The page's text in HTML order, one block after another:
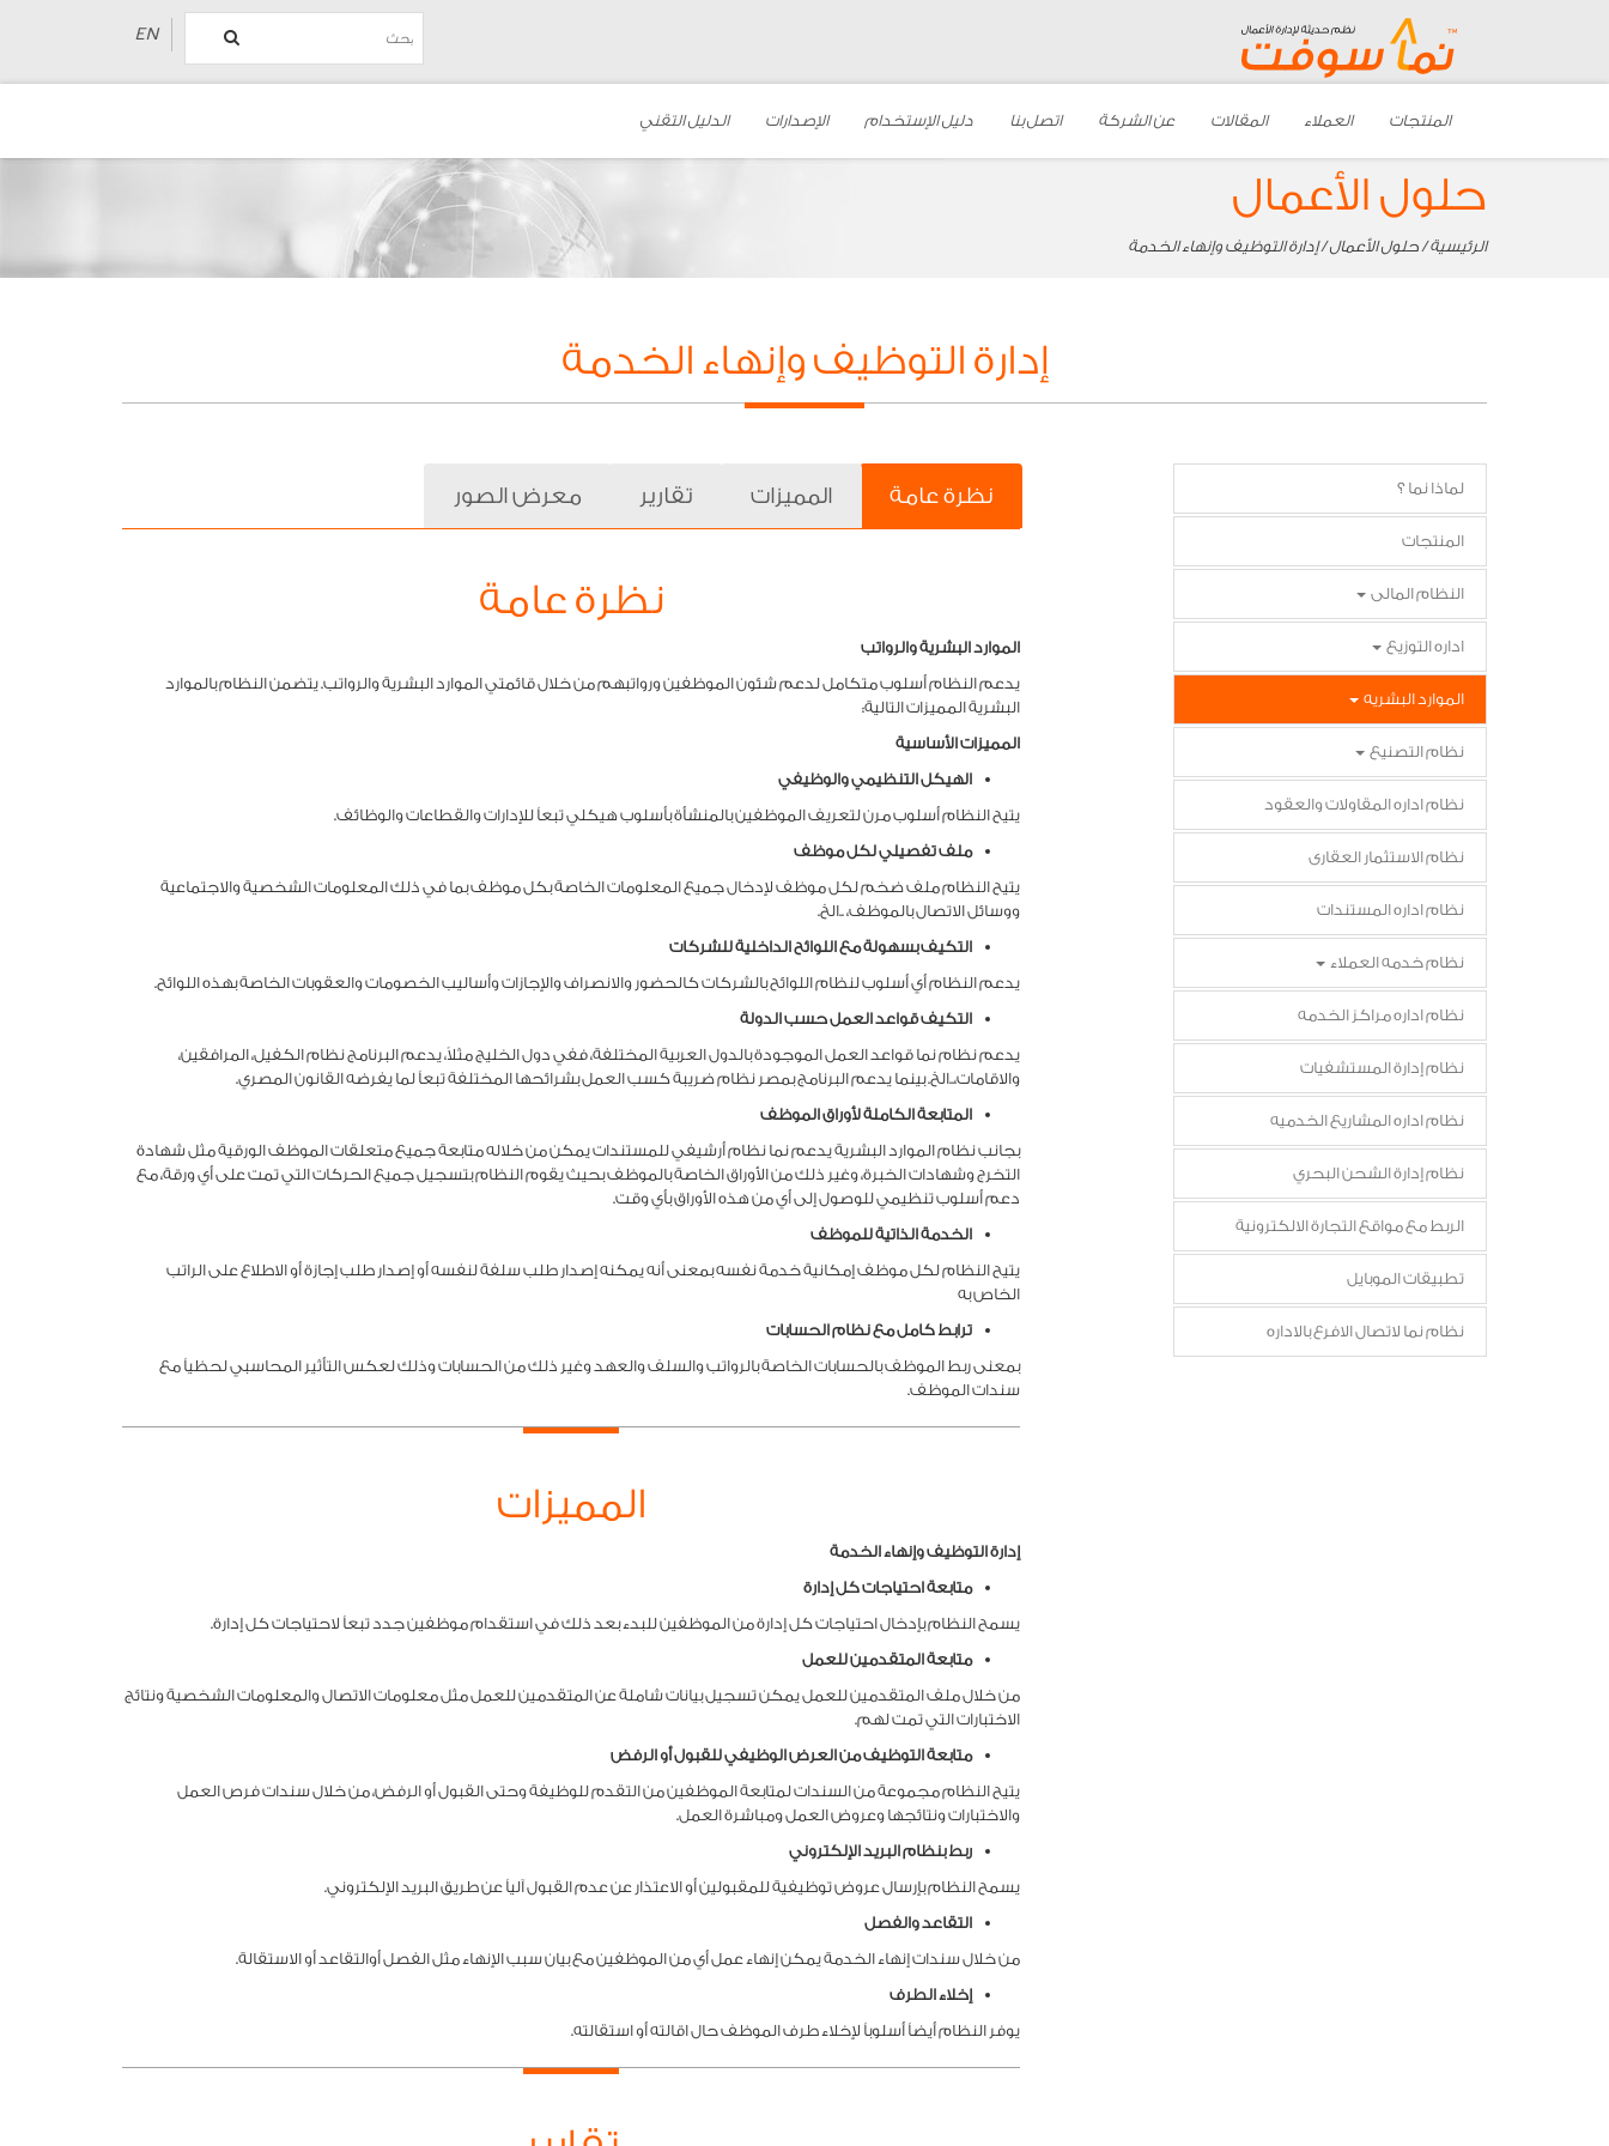
EN
المنتجات العملاء المقالات عن الشركة اتصل بنا دليل الإستخدام الإصدارات الدليل التقني
حلول الأعمال
الرئيسية/حلول الأعمال/ إدارة التوظيف وإنهاء الخدمة
إدارة التوظيف وإنهاء الخدمة
لماذا نما ؟
المنتجات
النظام المالى
اداره التوزيع
الموارد البشريه
نظام التصنيع
نظام اداره المقاولات والعقود
نظام الاستثمار العقارى
نظام اداره المستندات
نظام خدمه العملاء
نظام اداره مراكز الخدمه
نظام إدارة المستشفيات
نظام اداره المشاريع الخدميه
نظام إدارة الشحن البحري
الربط مع مواقع التجارة الالكترونية
تطبيقات الموبايل
نظام نما لاتصال الافرع بالاداره
نظرة عامة المميزات تقارير معرض الصور
نظرة عامة
الموارد البشرية والرواتب
يدعم النظام أسلوب متكامل لدعم شئون الموظفين ورواتبهم من خلال قائمتي الموارد البشرية والرواتب. يتضمن النظام بالموارد
البشرية المميزات التالية:
المميزات الأساسية
الهيكل التنظيمي والوظيفي
يتيح النظام أسلوب مرن لتعريف الموظفين بالمنشأة بأسلوب هيكلي تبعاً للإدارات والقطاعات والوظائف.
ملف تفصيلي لكل موظف
يتيح النظام ملف ضخم لكل موظف لإدخال جميع المعلومات الخاصة بكل موظف بما في ذلك المعلومات الشخصية والاجتماعية
ووسائل الاتصال بالموظف، ..الخ.
التكيف بسهولة مع اللوائح الداخلية للشركات
يدعم النظام أي أسلوب لنظام اللوائح بالشركات كالحضور والانصراف والإجازات وأساليب الخصومات والعقوبات الخاصة بهذه اللوائح.
التكيف قواعد العمل حسب الدولة
يدعم نظام نما قواعد العمل الموجودة بالدول العربية المختلفة، ففي دول الخليج مثلاً، يدعم البرنامج نظام الكفيل، المرافقين،
والاقامات،..الخ. بينما يدعم البرنامج بمصر نظام ضريبة كسب العمل بشرائحها المختلفة تبعاً لما يفرضه القانون المصري.
المتابعة الكاملة لأوراقالموظف
بجانب نظام الموارد البشرية يدعم نما نظام أرشيفي للمستندات يمكن من خلاله متابعة جميع متعلقات الموظف الورقية مثل شهادة
التخرج وشهادات الخبرة، وغير ذلك من الأوراق الخاصة بالموظف بحيث يقوم النظام بتسجيل جميع الحركات التي تمت على أي ورقة، مع
دعم أسلوب تنظيمي للوصول إلى أي من هذه الأوراق بأي وقت.
الخدمة الذاتية للموظف
يتيح النظام لكل موظف إمكانية خدمة نفسه بمعنى أنه يمكنه إصدار طلب سلفة لنفسه أو إصدار طلب إجازة أو الاطلاع على الراتب
الخاص به
ترابط كامل مع نظام الحسابات
بمعنى ربط الموظف بالحسابات الخاصة بالرواتب والسلف والعهد وغير ذلك من الحسابات وذلك لعكس التأثير المحاسبي لحظياً مع
سندات الموظف.
المميزات
إدارة التوظيف وإنهاء الخدمة
متابعة احتياجات كل إدارة
يسمح النظام بإدخال احتياجات كل إدارة من الموظفين للبدء بعد ذلك في استقدام موظفين جدد تبعاً لاحتياجات كل إدارة.
متابعة المتقدمين للعمل
من خلال ملف المتقدمين للعمل يمكن تسجيل بيانات شاملة عن المتقدمين للعمل مثل معلومات الاتصال والمعلومات الشخصية ونتائج
الاختبارات التي تمت لهم.
متابعة التوظيف من العرض الوظيفي للقبول أو الرفض
يتيح النظام مجموعة من السندات لمتابعة الموظفين من التقدم للوظيفة وحتى القبول أو الرفض، من خلال سندات فرص العمل
والاختبارات ونتائجها وعروض العمل ومباشرة العمل.
ربط بنظام البريد الإلكتروني
يسمح النظام بإرسال عروض توظيفية للمقبولين أو الاعتذار عن عدم القبول آلياً عن طريق البريد الإلكتروني.
التقاعد والفصل
من خلال سندات إنهاء الخدمة يمكن إنهاء عمل أي من الموظفين مع بيان سبب الإنهاء مثل الفصل أوالتقاعد أو الاستقالة.
إخلاء الطرف
يوفر النظام أيضاً أسلوباً لإخلاء طرف الموظف حال اقالته أو استقالته.